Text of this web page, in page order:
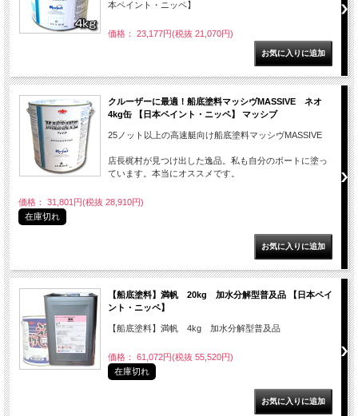
本ペイント・ニッペ】
価格： 23,177円(税抜 21,070円)
クルーザーに最適！船底塗料マッシヴMASSIVE ネオ
4kg缶 【日本ペイント・ニッペ】 マッシブ
25ノット以上の高速艇向け船底塗料マッシヴMASSIVE
店長梶村が見つけ出した逸品。私も自分のボートに塗っ
ています。本当にオススメです。
価格： 31,801円(税抜 28,910円)
在庫切れ
【船底塗料】満帆 20kg 加水分解型普及品 【日本ペイ
ント・ニッペ】
【船底塗料】満帆 4kg 加水分解型普及品
価格： 61,072円(税抜 55,520円)
在庫切れ